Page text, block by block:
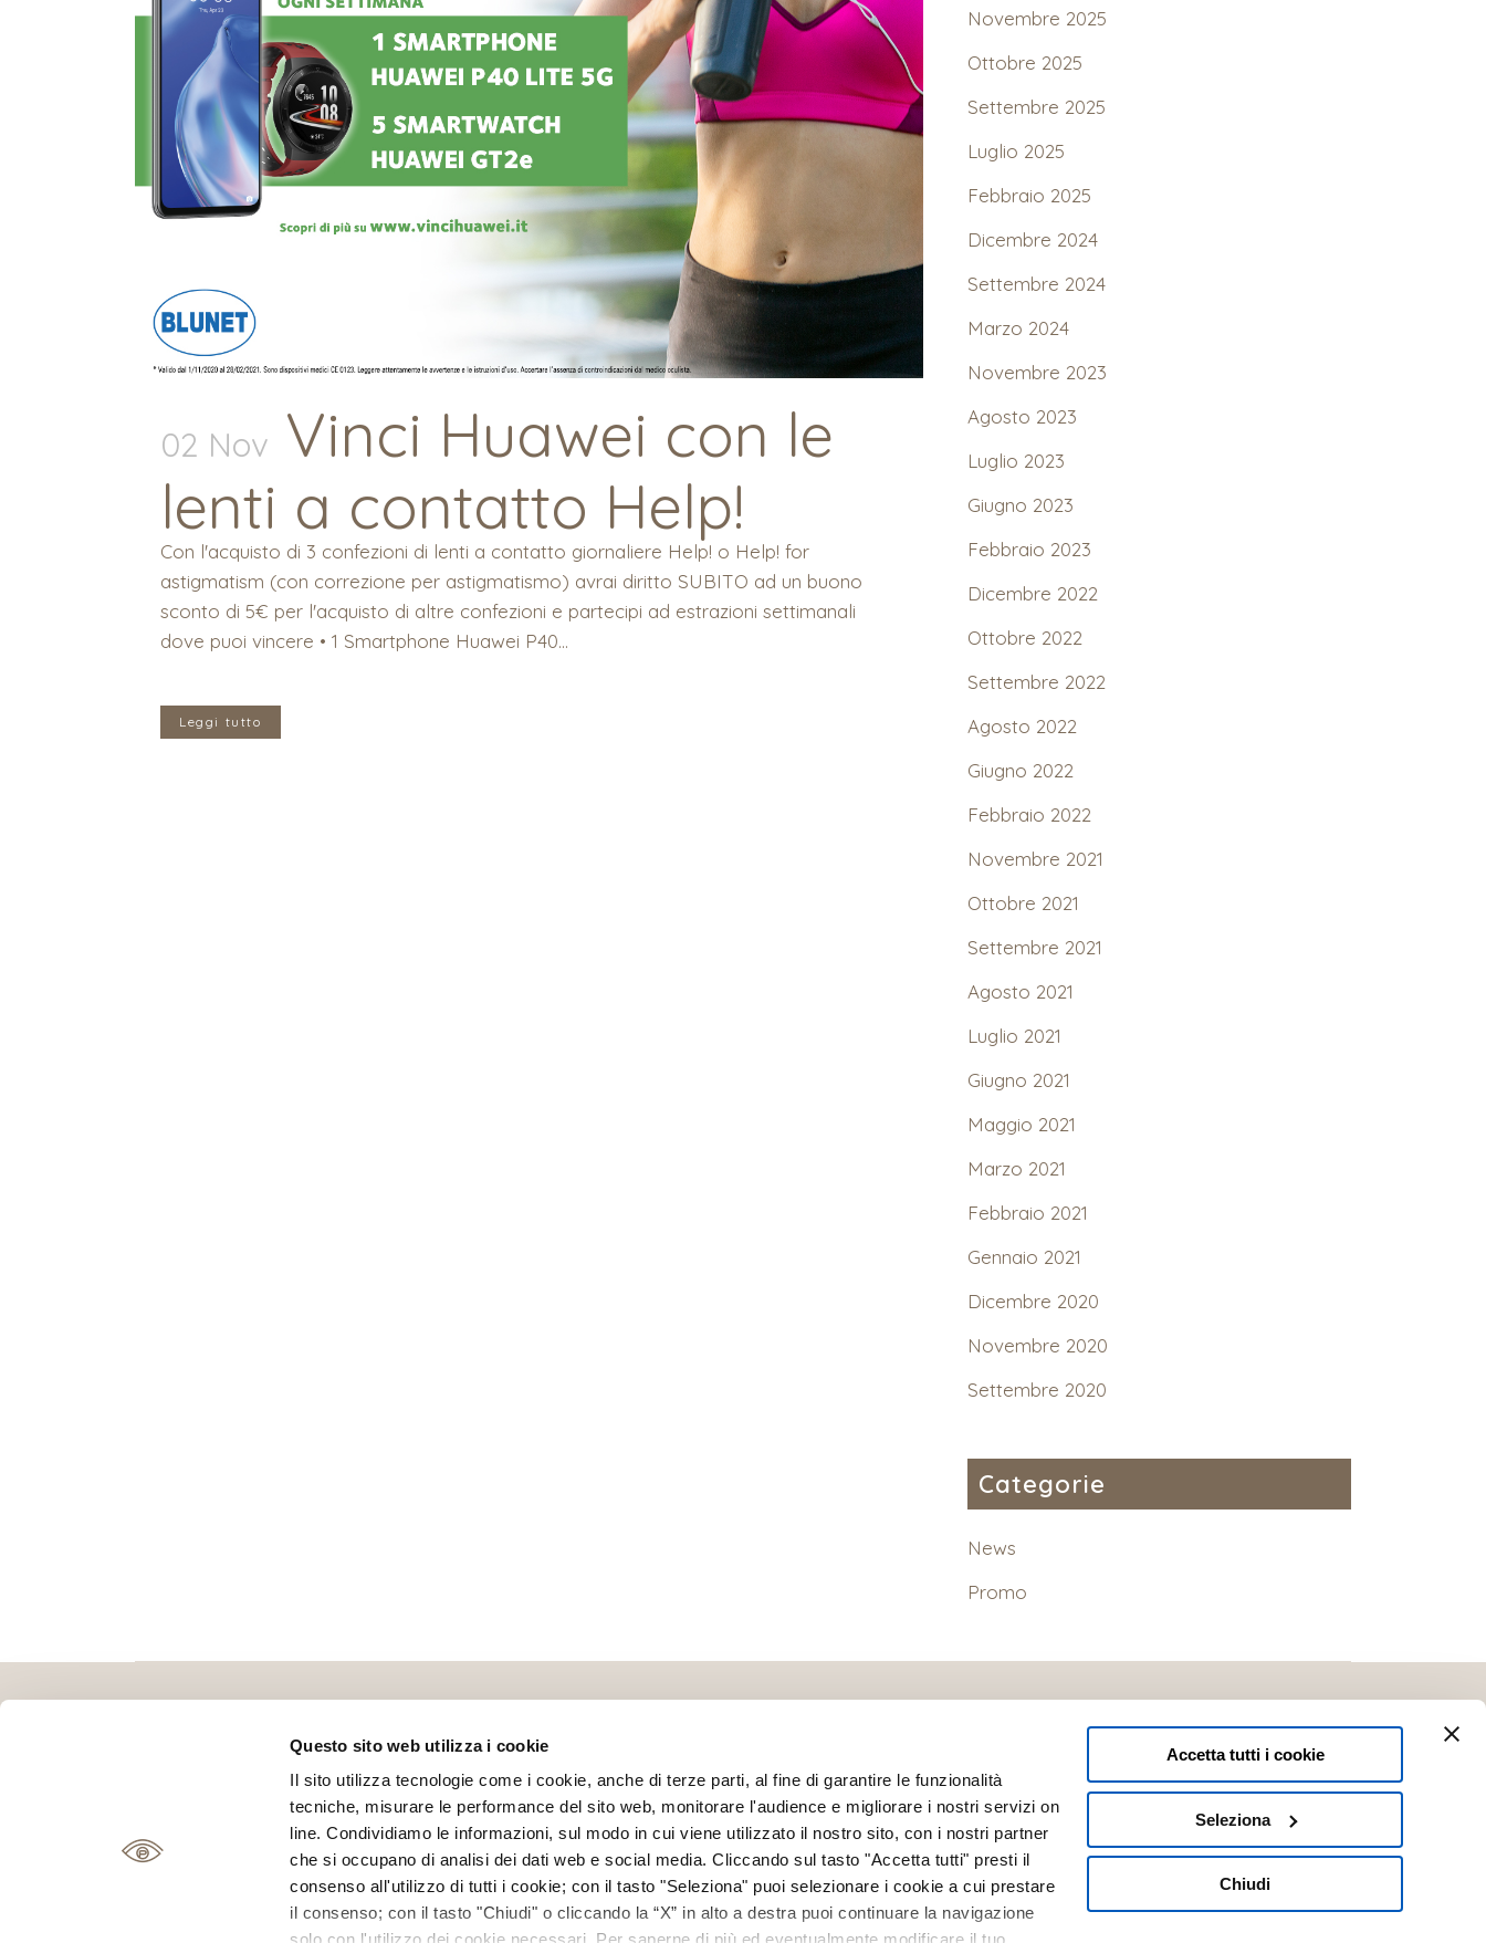
Questo sito web utilizza i cookie
Il sito utilizza tecnologie come i cookie, anche di terze parti, al fine di garantire le funzionalità
tecniche, misurare le performance del sito web, monitorare l'audience e migliorare i nostri servizi on
line. Condividiamo le informazioni, sul modo in cui viene utilizzato il nostro sito, con i nostri partner
che si occupano di analisi dei dati web e social media. Cliccando sul tasto "Accetta tutti" presti il
consenso all'utilizzo di tutti i cookie; con il tasto "Seleziona" puoi selezionare i cookie a cui prestare
il consenso; con il tasto "Chiudi" o cliccando la “X” in alto a destra puoi continuare la navigazione
Accetta tutti i cookie
Seleziona
Chiudi
02 Nov Vinci Huawei con le
lenti a contatto Help!
Con l'acquisto di 3 confezioni di lenti a contatto giornaliere Help! o Help! for
astigmatism (con correzione per astigmatismo) avrai diritto SUBITO ad un buono
sconto di 5€ per l'acquisto di altre confezioni e partecipi ad estrazioni settimanali
dove puoi vincere • 1 Smartphone Huawei P40...
Leggi tutto
Novembre 2025
Ottobre 2025
Settembre 2025
Luglio 2025
Febbraio 2025
Dicembre 2024
Settembre 2024
Marzo 2024
Novembre 2023
Agosto 2023
Luglio 2023
Giugno 2023
Febbraio 2023
Dicembre 2022
Ottobre 2022
Settembre 2022
Agosto 2022
Giugno 2022
Febbraio 2022
Novembre 2021
Ottobre 2021
Settembre 2021
Agosto 2021
Luglio 2021
Giugno 2021
Maggio 2021
Marzo 2021
Febbraio 2021
Gennaio 2021
Dicembre 2020
Novembre 2020
Settembre 2020
Categorie
News
Promo
Ottica Polverini s.n.c.– Partita IVA/CF 02098930999
Piazza Giusti, 42/44/46 r–16143 Genova–Tel+39 010 514778–Mailinfo@otticapolverini.it
Orari negozio|Lunedì: 15.30 – 19.30 |Martedì-Sabato: 9.00 – 12.30 / 15.30 – 19.30|Domenica: Chiuso